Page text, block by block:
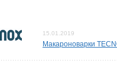
15.01.2019
Макароноварки